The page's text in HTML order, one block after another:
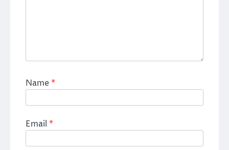
Name*
Email *